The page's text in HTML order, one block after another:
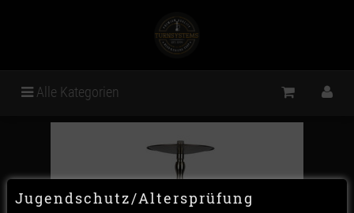
Alle Kategorien
Jugendschutz/Altersprüfung